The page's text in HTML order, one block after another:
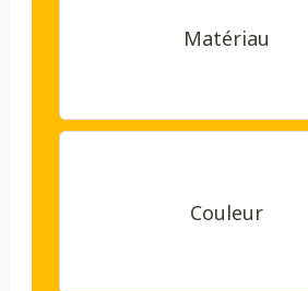
Matériau
Couleur